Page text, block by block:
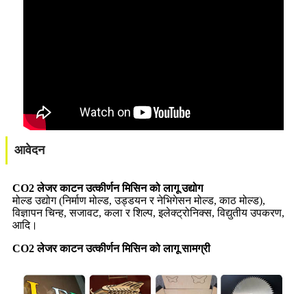
आवेदन
CO2 लेजर काटन उत्कीर्णन मिसिन को लागू उद्योग
मोल्ड उद्योग (निर्माण मोल्ड, उड्डयन र नेभिगेसन मोल्ड, काठ मोल्ड),
विज्ञापन चिन्ह, सजावट, कला र शिल्प, इलेक्ट्रोनिक्स, विद्युतीय उपकरण,
आदि।
CO2 लेजर काटन उत्कीर्णन मिसिन को लागू सामग्री